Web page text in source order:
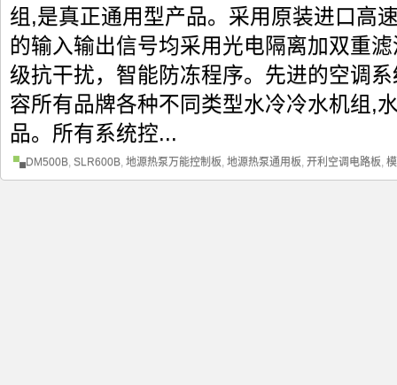
组,是真正通用型产品。采用原装进口高
的输入输出信号均采用光电隔离加双重
级抗干扰，智能防冻程序。先进的空调
容所有品牌各种不同类型水冷冷水机组,
品。所有系统控...
DM500B, SLR600B, 地源热泵万能控制板, 地源热泵通用板, 开利空调电路板,